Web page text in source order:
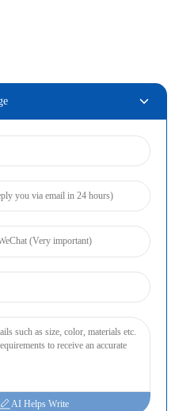
Υπολογιστές
AI Helps Write